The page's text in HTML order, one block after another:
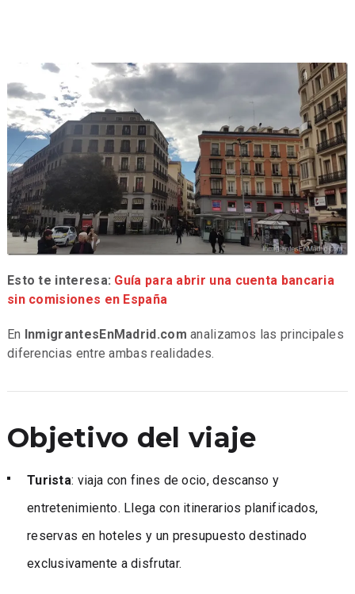
Esto te interesa: Guía para abrir una cuenta bancaria
sin comisiones en España
En InmigrantesEnMadrid.com analizamos las principales
diferencias entre ambas realidades.
Objetivo del viaje
Turista: viaja con fines de ocio, descanso y
entretenimiento. Llega con itinerarios planificados,
reservas en hoteles y un presupuesto destinado
exclusivamente a disfrutar.